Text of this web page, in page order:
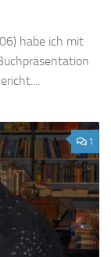
habe ich mit
1